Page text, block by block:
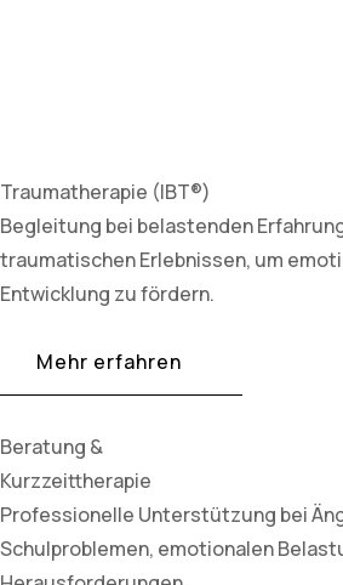
Traumatherapie (IBT®)
Begleitung bei belastenden
traumatischen Erlebnissen, um
Entwicklung zu fördern.
Mehr erfahren
Beratung &
Kurzzeittherapie
Professionelle Unterstützung bei
Schulproblemen, emotionalen